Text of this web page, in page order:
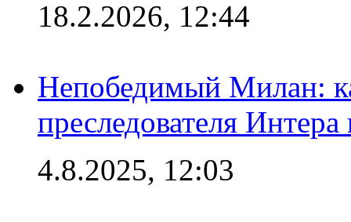
18.2.2026, 12:44
Непобедимый Милан:
преследователя
4.8.2025, 12:03